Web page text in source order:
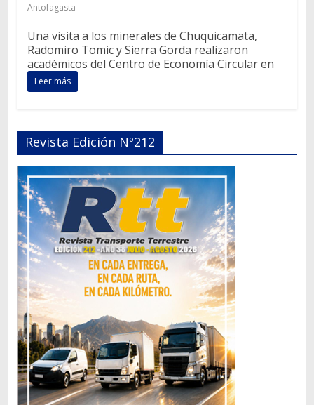
Antofagasta
Una visita a los minerales de Chuquicamata,
Radomiro Tomic y Sierra Gorda realizaron
académicos del Centro de Economía Circular en
Leer más
Revista Edición Nº212